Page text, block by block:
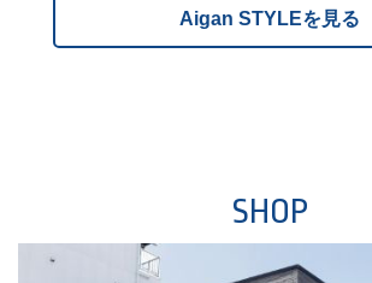
Aigan STYLEを見る
SHOP